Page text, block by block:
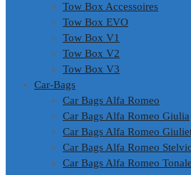
Tow Box Accessoires
Tow Box EVO
Tow Box V1
Tow Box V2
Tow Box V3
Car-Bags
Car Bags Alfa Romeo
Car Bags Alfa Romeo Giulia
Car Bags Alfa Romeo
Car Bags Alfa Romeo
Car Bags Alfa Romeo Tonale